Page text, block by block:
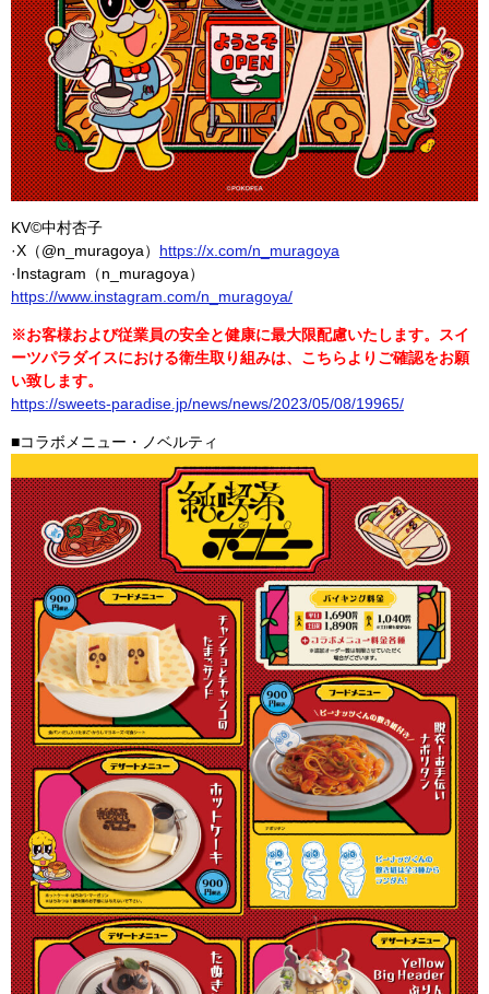
KV©️中村杏子
·X（@n_muragoya） https://x.com/n_muragoya
·Instagram（n_muragoya）
https://www.instagram.com/n_muragoya/
※お客様および従業員の安全と健康に最大限配慮いたします。スイ
ーツパラダイスにおける衛生取り組みは、こちらよりご確認をお願
い致します。
https://sweets-paradise.jp/news/news/2023/05/08/19965/
■コラボメニュー・ノベルティ